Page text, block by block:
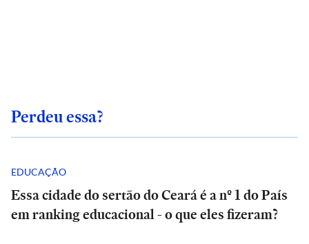
Perdeu essa?
EDUCAÇÃO
Essa cidade do sertão do Ceará é a nº 1 do País
em ranking educacional - o que eles fizeram?